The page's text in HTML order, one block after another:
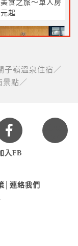
食之旅～單人房
起
台南南兜漫旅(國華友愛新商圈)
子嶺溫泉住宿／
景點／
入FB
加入好
│連絡我們